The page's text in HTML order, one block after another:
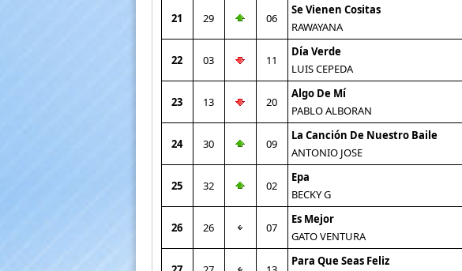
21 29 06
Se Vienen Cositas
RAWAYANA
22 03 11
Día Verde
LUIS CEPEDA
23 13 20
Algo De Mí
PABLO ALBORAN
24 30 09
La Canción De Nuestro Baile
ANTONIO JOSE
25 32 02
Epa
BECKY G
26 26 07
Es Mejor
GATO VENTURA
Para Que Seas Feliz